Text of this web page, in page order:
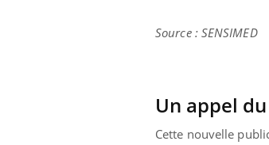
Source : SENSIMED
Un appel
Cette nouvelle